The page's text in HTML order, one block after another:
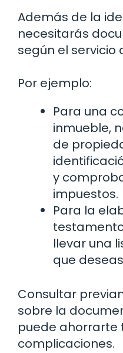
Además de la
necesitarás
según el servicio
Por ejemplo:
Para una
inmueble,
de
y
impuestos.
Para la
llevar una
que
Consultar
sobre la
puede ahorrarte
complicaciones.